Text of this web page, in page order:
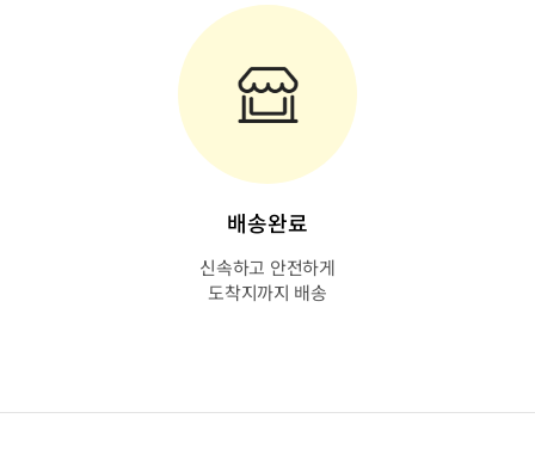
배송완료
신속하고 안전하게
도착지까지 배송